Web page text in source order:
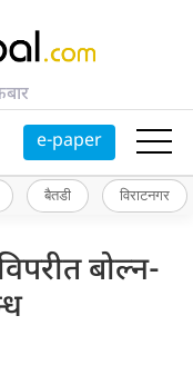
e-paper
बैतडी विराटनगर
बोल्न-